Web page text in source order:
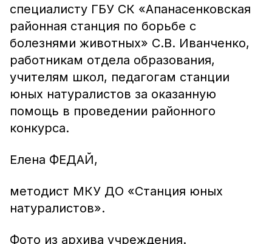
специалисту ГБУ СК «Апанасенковская
районная станция по борьбе с
болезнями животных» С.В. Иванченко,
работникам отдела образования,
учителям школ, педагогам станции
юных натуралистов за оказанную
помощь в проведении районного
конкурса.
Елена ФЕДАЙ,
методист МКУ ДО «Станция юных
натуралистов».
Фото из архива учреждения.